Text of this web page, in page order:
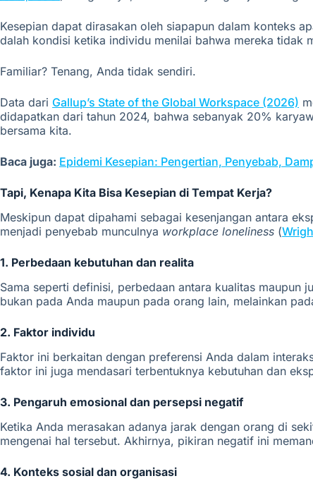
Kesepian dapat dirasakan oleh siapapun dalam konteks
dalah kondisi ketika individu menilai bahwa mereka tidak
Familiar? Tenang, Anda tidak sendiri.
Data dari Gallup’s State of the Global Workspace (2026)
didapatkan dari tahun 2024, bahwa sebanyak 20%
bersama kita.
Baca juga: Epidemi Kesepian: Pengertian, Penyebab,
Tapi, Kenapa Kita Bisa Kesepian di Tempat Kerja?
Meskipun dapat dipahami sebagai kesenjangan antara
menjadi penyebab munculnya workplace loneliness (
1. Perbedaan kebutuhan dan realita
Sama seperti definisi, perbedaan antara kualitas maupun
bukan pada Anda maupun pada orang lain, melainkan
2. Faktor individu
Faktor ini berkaitan dengan preferensi Anda dalam
faktor ini juga mendasari terbentuknya kebutuhan dan
3. Pengaruh emosional dan persepsi negatif
Ketika Anda merasakan adanya jarak dengan orang di
mengenai hal tersebut. Akhirnya, pikiran negatif ini
4. Konteks sosial dan organisasi